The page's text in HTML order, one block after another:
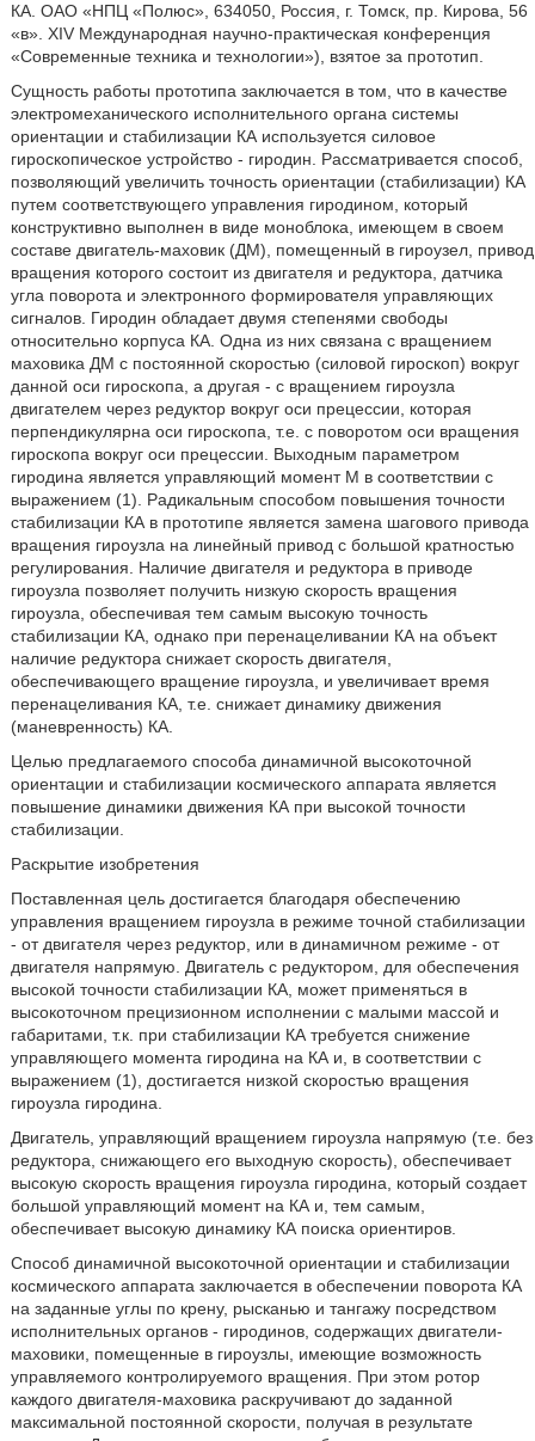
КА. ОАО «НПЦ «Полюс», 634050, Россия, г. Томск, пр. Кирова, 56
«в». XIV Международная научно-практическая конференция
«Современные техника и технологии»), взятое за прототип.
Сущность работы прототипа заключается в том, что в качестве
электромеханического исполнительного органа системы
ориентации и стабилизации КА используется силовое
гироскопическое устройство - гиродин. Рассматривается способ,
позволяющий увеличить точность ориентации (стабилизации) КА
путем соответствующего управления гиродином, который
конструктивно выполнен в виде моноблока, имеющем в своем
составе двигатель-маховик (ДМ), помещенный в гироузел, привод
вращения которого состоит из двигателя и редуктора, датчика
угла поворота и электронного формирователя управляющих
сигналов. Гиродин обладает двумя степенями свободы
относительно корпуса КА. Одна из них связана с вращением
маховика ДМ с постоянной скоростью (силовой гироскоп) вокруг
данной оси гироскопа, а другая - с вращением гироузла
двигателем через редуктор вокруг оси прецессии, которая
перпендикулярна оси гироскопа, т.е. с поворотом оси вращения
гироскопа вокруг оси прецессии. Выходным параметром
гиродина является управляющий момент М в соответствии с
выражением (1). Радикальным способом повышения точности
стабилизации КА в прототипе является замена шагового привода
вращения гироузла на линейный привод с большой кратностью
регулирования. Наличие двигателя и редуктора в приводе
гироузла позволяет получить низкую скорость вращения
гироузла, обеспечивая тем самым высокую точность
стабилизации КА, однако при перенацеливании КА на объект
наличие редуктора снижает скорость двигателя,
обеспечивающего вращение гироузла, и увеличивает время
перенацеливания КА, т.е. снижает динамику движения
(маневренность) КА.
Целью предлагаемого способа динамичной высокоточной
ориентации и стабилизации космического аппарата является
повышение динамики движения КА при высокой точности
стабилизации.
Раскрытие изобретения
Поставленная цель достигается благодаря обеспечению
управления вращением гироузла в режиме точной стабилизации
- от двигателя через редуктор, или в динамичном режиме - от
двигателя напрямую. Двигатель с редуктором, для обеспечения
высокой точности стабилизации КА, может применяться в
высокоточном прецизионном исполнении с малыми массой и
габаритами, т.к. при стабилизации КА требуется снижение
управляющего момента гиродина на КА и, в соответствии с
выражением (1), достигается низкой скоростью вращения
гироузла гиродина.
Двигатель, управляющий вращением гироузла напрямую (т.е. без
редуктора, снижающего его выходную скорость), обеспечивает
высокую скорость вращения гироузла гиродина, который создает
большой управляющий момент на КА и, тем самым,
обеспечивает высокую динамику КА поиска ориентиров.
Способ динамичной высокоточной ориентации и стабилизации
космического аппарата заключается в обеспечении поворота КА
на заданные углы по крену, рысканью и тангажу посредством
исполнительных органов - гиродинов, содержащих двигатели-
маховики, помещенные в гироузлы, имеющие возможность
управляемого контролируемого вращения. При этом ротор
каждого двигателя-маховика раскручивают до заданной
максимальной постоянной скорости, получая в результате